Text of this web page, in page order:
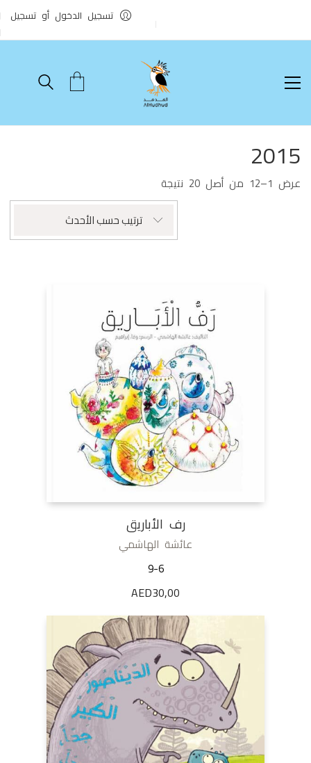
تسجيل الدخول أو تسجيل
2015
عرض 1–12 من أصل 20 نتيجة
تم
الفرز
حسب
الأحدث
ترتيب حسب الأحدث
رف الأباريق
عائشة الهاشمي
9-6
AED30,00